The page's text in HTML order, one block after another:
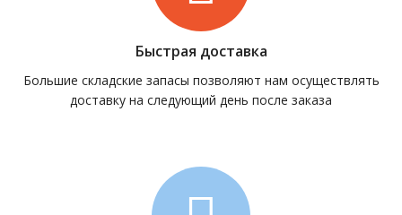
Быстрая доставка
Большие складские запасы позволяют нам осуществлять
доставку на следующий день после заказа